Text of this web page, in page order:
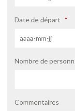
-Date de départ *
-Nombre de
Commentaires